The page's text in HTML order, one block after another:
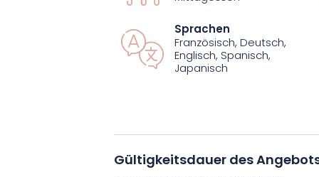
Das Prestige-Paket ist also alles
oder Abendessen, sondern eine Reise
Gastronomie. Das Degustationsmenü
zusammengestellt, um Ihren
Während Sie diesen
Sprachen
Französisch, Deutsch,
Englisch, Spanisch,
Japanisch
Gültigkeitsdauer des